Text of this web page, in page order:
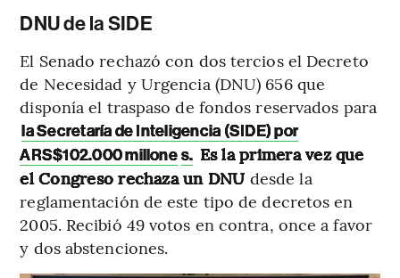
DNU de la SIDE
El Senado rechazó con dos tercios el Decreto
de Necesidad y Urgencia (DNU) 656 que
disponía el traspaso de fondos reservados para
la Secretaría de Inteligencia (SIDE) por
ARS$102.000 millones. Es la primera vez que
el Congreso rechaza un DNU desde la
reglamentación de este tipo de decretos en
2005. Recibió 49 votos en contra, once a favor
y dos abstenciones.